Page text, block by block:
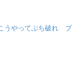
うやってぶち破れ プ